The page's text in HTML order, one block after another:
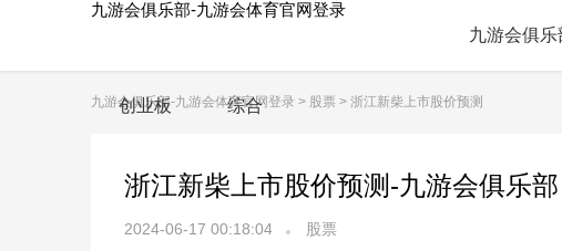
九游会俱乐部-九游会体育官网登录
九游会俱
创业板 综合
九游会俱乐部-九游会体育官网登录 > 股票 > 浙江新柴上市股价预测
浙江新柴上市股价预测-九游会俱乐部
2024-06-17 00:18:04 股票